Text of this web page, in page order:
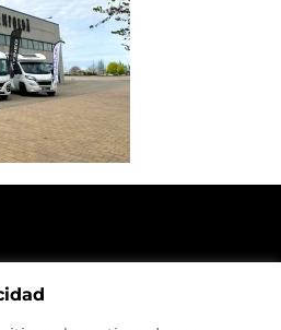
como llegar a la tienda